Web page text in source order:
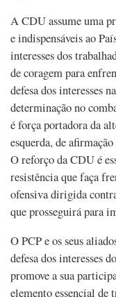
A CDU assume uma
e indispensáveis ao
interesses dos
de coragem para
defesa dos interesses
determinação no
é força portadora da
esquerda, de
O reforço da CDU é
resistência que faça
ofensiva dirigida
que prosseguirá para
O PCP e os seus
defesa dos interesses
promove a sua
elemento essencial de